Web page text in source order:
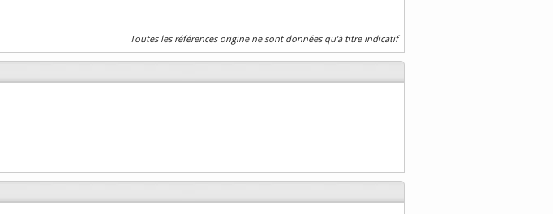
Toutes les références origine ne sont données qu'à titre indicatif